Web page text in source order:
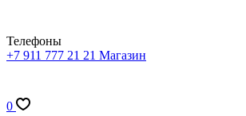
Телефоны
+7 911 777 21 21 Магазин
0